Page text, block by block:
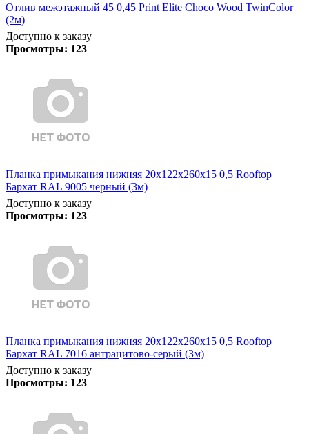
Отлив межэтажный 45 0,45 Print Elite Choco Wood TwinColor
(2м)
Доступно к заказу
Просмотры: 123
Планка примыкания нижняя 20х122х260х15 0,5 Rooftop
Бархат RAL 9005 черный (3м)
Доступно к заказу
Просмотры: 123
Планка примыкания нижняя 20х122х260х15 0,5 Rooftop
Бархат RAL 7016 антрацитово-серый (3м)
Доступно к заказу
Просмотры: 123